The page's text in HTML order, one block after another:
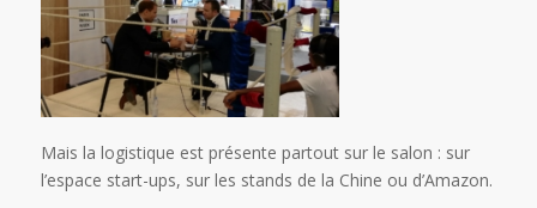
Mais la logistique est présente partout sur le salon : sur
l’espace start-ups, sur les stands de la Chine ou d’Amazon.